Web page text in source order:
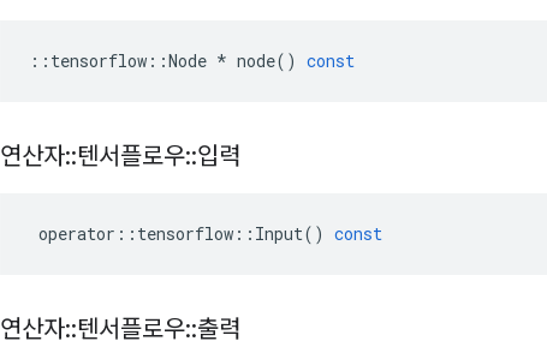
:: tensorflow ::Node * node() const
연산자::텐서플로우::입력
operator :: tensorflow :: Input() const
연산자::텐서플로우::출력